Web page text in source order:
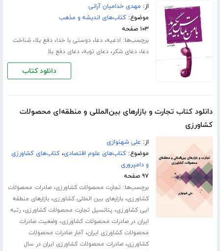
از: مهدی خدامیان آرانی
موضوع:کتاب‌های اندیشه و مذهب
۱۰۳ صفحه
برچسب‌ها: ادعیه،دعا،دوستی با خدا،دفع بلا،شناخت
دعا،دعای شکر،دعای توبه،دعای دفع بلا
دانلود کتاب
دانلود کتاب تجارت و بازارهای بین‌المللی و منطقه‌ای محصولات
کشاورزی
از: علی شهنوازی
موضوع:کتاب‌های علوم اقتصادی،کتاب‌های کشاورزی
و دامپروری
۹۷ صفحه
برچسب‌ها: تجارت محصولات کشاورزی،صادرات محصولات
کشاورزی،بازارهای بین المللی کشاورزی،بازارهای منطقه
ایی کشاورزی، پتانسیل تجارت محصولات کشاورزی،رتبه
ایران در صادرات محصولات کشاورزی، وضعیت صادرات
محصولات کشاورزی ایران،آمار صادرات محصولات
کشاورزی،صادرات محصولات کشاورزی ایران در سال